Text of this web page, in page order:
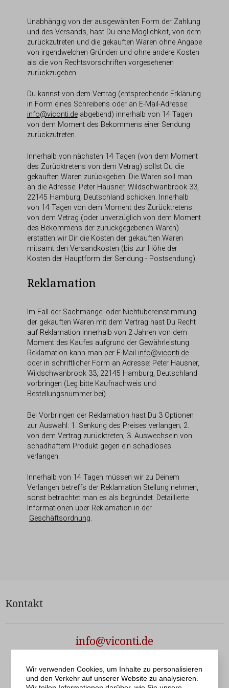
Unabhängig von der ausgewählten Form der Zahlung
und des Versands, hast Du eine Möglichkeit, von dem
zurückzutreten und die gekauften Waren ohne Angabe
von irgendwelchen Gründen und ohne andere Kosten
als die von Rechtsvorschriften vorgesehenen
zurückzugeben.
Du kannst von dem Vertrag (entsprechende Erklärung
in Form eines Schreibens oder an E-Mail-Adresse:
info@viconti.deabgebend) innerhalb von 14 Tagen
von dem Moment des Bekommens einer Sendung
zurückzutreten.
Innerhalb von nächsten 14 Tagen (von dem Moment
des Zurücktretens von dem Vetrag) sollst Du die
gekauften Waren zurückgeben. Die Waren soll man
an die Adresse: Peter Hausner, Wildschwanbrook 33,
22145 Hamburg, Deutschland schicken. Innerhalb
von 14 Tagen von dem Moment des Zurücktretens
von dem Vetrag (oder unverzüglich von dem Moment
des Bekommens der zurückgegebenen Waren)
erstatten wir Dir die Kosten der gekauften Waren
mitsamt den Versandkosten (bis zur Höhe der
Kosten der Hauptform der Sendung - Postsendung).
Reklamation
Im Fall der Sachmängel oder Nichtübereinstimmung
der gekauften Waren mit dem Vertrag hast Du Recht
auf Reklamation innerhalb von 2 Jahren von dem
Moment des Kaufes aufgrund der Gewährleistung.
Reklamation kann man per E-Mail info@viconti.de
oder in schriftlicher Form an Adresse: Peter Hausner,
Wildschwanbrook 33, 22145 Hamburg, Deutschland
vorbringen (Leg bitte Kaufnachweis und
Bestellungsnummer bei).
Bei Vorbringen der Reklamation hast Du 3 Optionen
zur Auswahl: 1. Senkung des Preises verlangen; 2.
von dem Vertrag zurücktreten; 3. Auswechseln von
schadhaftem Produkt gegen ein schadloses
verlangen.
Innerhalb von 14 Tagen müssen wir zu Deinem
Verlangen betreffs der Reklamation Stellung nehmen,
sonst betrachtet man es als begründet. Detaillierte
Informationen über Reklamation in der
Geschäftsordnung.
Kontakt
info@viconti.de
Netergo
Wir verwenden Cookies, um Inhalte zu personalisieren
und den Verkehr auf unserer Website zu analysieren.